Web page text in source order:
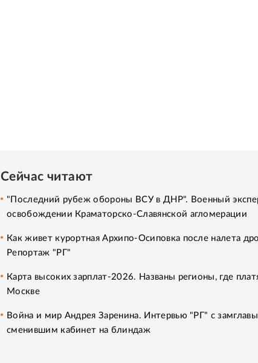
Сейчас читают
"Последний рубеж обороны ВСУ в ДНР". Военный
освобождении Краматорско-Славянской агломерации
Как живет курортная Архипо-Осиповка после налета
Репортаж "РГ"
Карта высоких зарплат-2026. Названы регионы, где
Москве
Война и мир Андрея Заренина. Интервью "РГ" с
сменившим кабинет на блиндаж